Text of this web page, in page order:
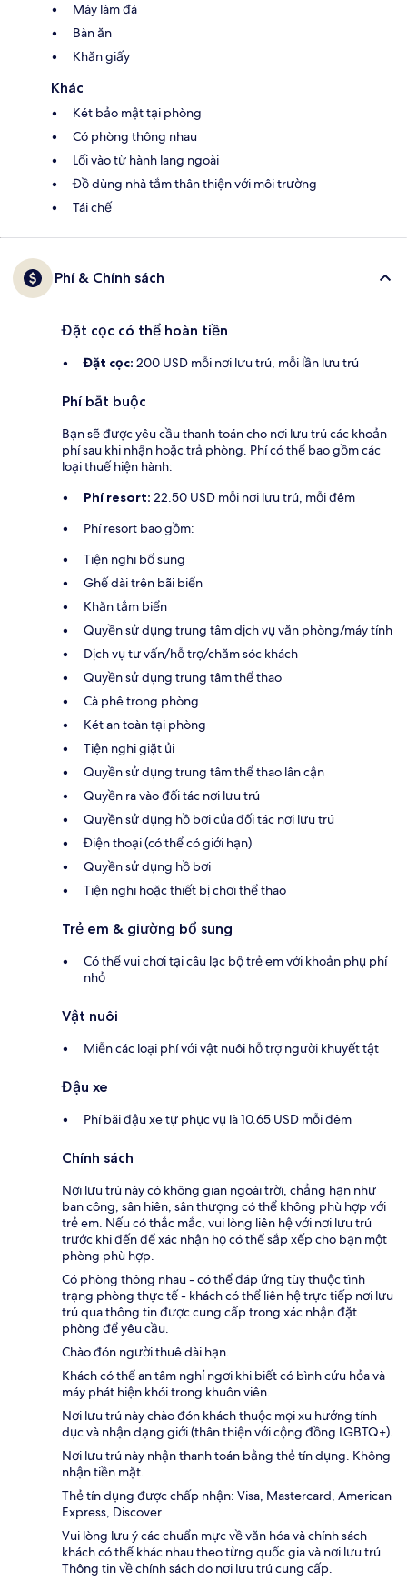
Máy làm đá
Bàn ăn
Khăn giấy
Khác
Két bảo mật tại phòng
Có phòng thông nhau
Lối vào từ hành lang ngoài
Đồ dùng nhà tắm thân thiện với môi trường
Tái chế
Phí & Chính sách
Đặt cọc có thể hoàn tiền
Đặt cọc: 200 USD mỗi nơi lưu trú, mỗi lần lưu trú
Phí bắt buộc
Bạn sẽ được yêu cầu thanh toán cho nơi lưu trú các khoản
phí sau khi nhận hoặc trả phòng. Phí có thể bao gồm các
loại thuế hiện hành:
Phí resort: 22.50 USD mỗi nơi lưu trú, mỗi đêm
Phí resort bao gồm:
Tiện nghi bổ sung
Ghế dài trên bãi biển
Khăn tắm biển
Quyền sử dụng trung tâm dịch vụ văn phòng/máy tính
Dịch vụ tư vấn/hỗ trợ/chăm sóc khách
Quyền sử dụng trung tâm thể thao
Cà phê trong phòng
Két an toàn tại phòng
Tiện nghi giặt ủi
Quyền sử dụng trung tâm thể thao lân cận
Quyền ra vào đối tác nơi lưu trú
Quyền sử dụng hồ bơi của đối tác nơi lưu trú
Điện thoại (có thể có giới hạn)
Quyền sử dụng hồ bơi
Tiện nghi hoặc thiết bị chơi thể thao
Trẻ em & giường bổ sung
Có thể vui chơi tại câu lạc bộ trẻ em với khoản phụ phí
nhỏ
Vật nuôi
Miễn các loại phí với vật nuôi hỗ trợ người khuyết tật
Đậu xe
Phí bãi đậu xe tự phục vụ là 10.65 USD mỗi đêm
Chính sách
Nơi lưu trú này có không gian ngoài trời, chẳng hạn như
ban công, sân hiên, sân thượng có thể không phù hợp với
trẻ em. Nếu có thắc mắc, vui lòng liên hệ với nơi lưu trú
trước khi đến để xác nhận họ có thể sắp xếp cho bạn một
phòng phù hợp.
Có phòng thông nhau - có thể đáp ứng tùy thuộc tình
trạng phòng thực tế - khách có thể liên hệ trực tiếp nơi lưu
trú qua thông tin được cung cấp trong xác nhận đặt
phòng để yêu cầu.
Chào đón người thuê dài hạn.
Khách có thể an tâm nghỉ ngơi khi biết có bình cứu hỏa và
máy phát hiện khói trong khuôn viên.
Nơi lưu trú này chào đón khách thuộc mọi xu hướng tính
dục và nhận dạng giới (thân thiện với cộng đồng LGBTQ+).
Nơi lưu trú này nhận thanh toán bằng thẻ tín dụng. Không
nhận tiền mặt.
Thẻ tín dụng được chấp nhận: Visa, Mastercard, American
Express, Discover
Vui lòng lưu ý các chuẩn mực về văn hóa và chính sách
khách có thể khác nhau theo từng quốc gia và nơi lưu trú.
Thông tin về chính sách do nơi lưu trú cung cấp.